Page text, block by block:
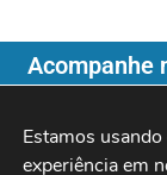
Acompanhe
Estamos
experiência em